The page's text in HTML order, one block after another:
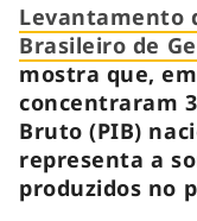
Levantamento
Brasileiro de
mostra que,
concentraram
Bruto (PIB)
representa a
produzidos no